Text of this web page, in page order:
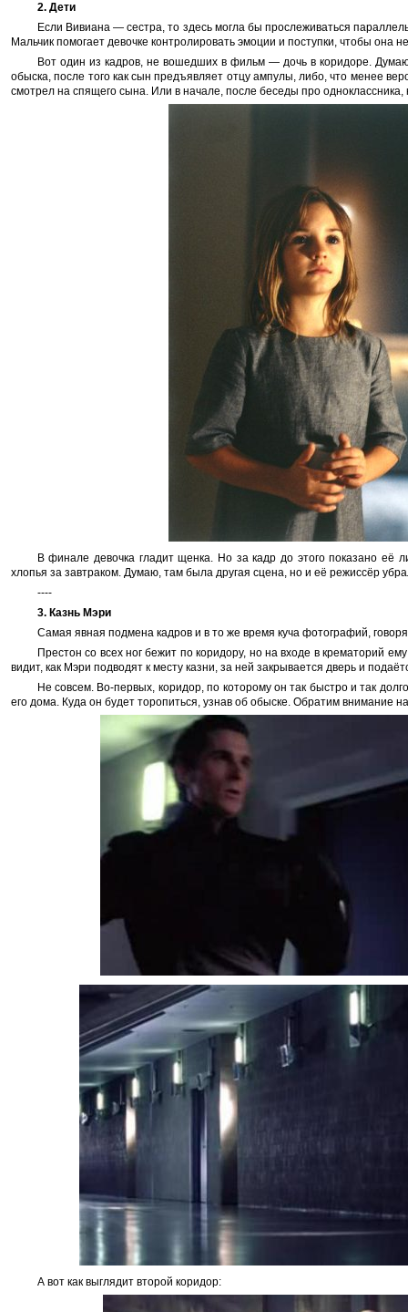
2. Дети
Если Вивиана — сестра, то здесь могла бы прослеживаться
Мальчик помогает девочке контролировать эмоции и поступки, чтобы она
Вот один из кадров, не вошедших в фильм — дочь в коридоре.
обыска, после того как сын предъявляет отцу ампулы, либо, что менее
смотрел на спящего сына. Или в начале, после беседы про одноклассника,
В финале девочка гладит щенка. Но за кадр до этого показано её
хлопья за завтраком. Думаю, там была другая сцена, но и её режиссёр
----
3. Казнь Мэри
Самая явная подмена кадров и в то же время куча фотографий,
Престон со всех ног бежит по коридору, но на входе в крематорий
видит, как Мэри подводят к месту казни, за ней закрывается дверь и
Не совсем. Во-первых, коридор, по которому он так быстро и так
его дома. Куда он будет торопиться, узнав об обыске. Обратим внимание
А вот как выглядит второй коридор: